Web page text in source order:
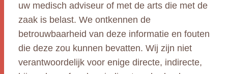
uw medisch adviseur of met de arts die met de
zaak is belast. We ontkennen de
betrouwbaarheid van deze informatie en fouten
die deze zou kunnen bevatten. Wij zijn niet
verantwoordelijk voor enige directe, indirecte,